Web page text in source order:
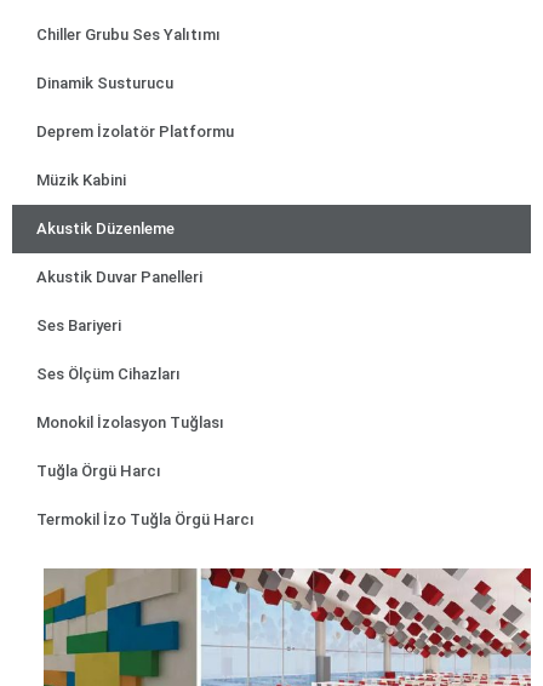
Chiller Grubu Ses Yalıtımı
Dinamik Susturucu
Deprem İzolatör Platformu
Müzik Kabini
Akustik Düzenleme
Akustik Duvar Panelleri
Ses Bariyeri
Ses Ölçüm Cihazları
Monokil İzolasyon Tuğlası
Tuğla Örgü Harcı
Termokil İzo Tuğla Örgü Harcı